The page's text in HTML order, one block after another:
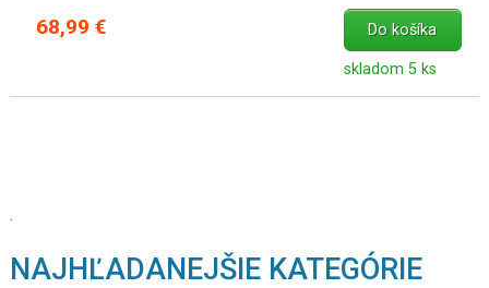
68,99 € Do košíka
skladom 5 ks
.
NAJHĽADANEJŠIE KATEGÓRIE